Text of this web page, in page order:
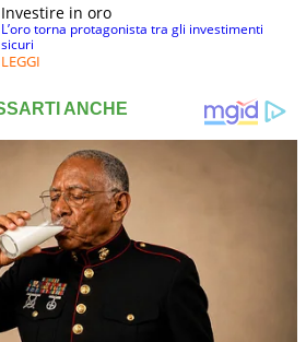
Investire in oro
L’oro torna protagonista tra gli investimenti
sicuri
LEGGI